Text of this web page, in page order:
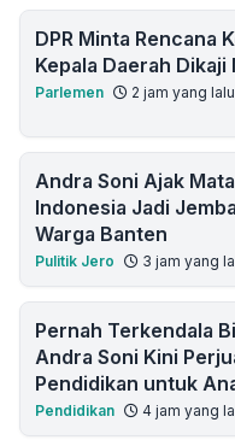
DPR Minta Rencana
Kepala Daerah Dikaji
Parlemen 2 jam yang lalu
Andra Soni Ajak
Indonesia Jadi
Warga Banten
Pulitik Jero 3 jam yang
Pernah Terkendala
Andra Soni Kini
Pendidikan untuk
Pendidikan 4 jam yang